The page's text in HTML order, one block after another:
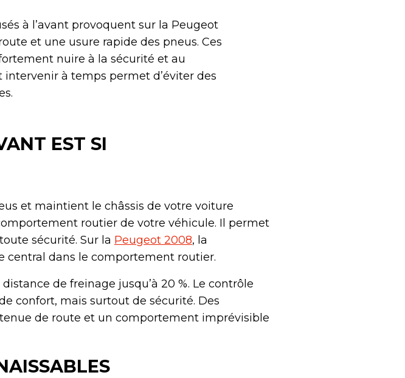
à l’avant provoquent sur la Peugeot
et une usure rapide des pneus. Ces
nuire à la sécurité et au
à temps permet d’éviter des
EST SI
et maintient le châssis de votre voiture
routier de votre véhicule. Il permet
sécurité. Sur la Peugeot 2008, la
central dans le comportement routier.
de freinage jusqu’à 20 %. Le contrôle
confort, mais surtout de sécurité. Des
de route et un comportement imprévisible